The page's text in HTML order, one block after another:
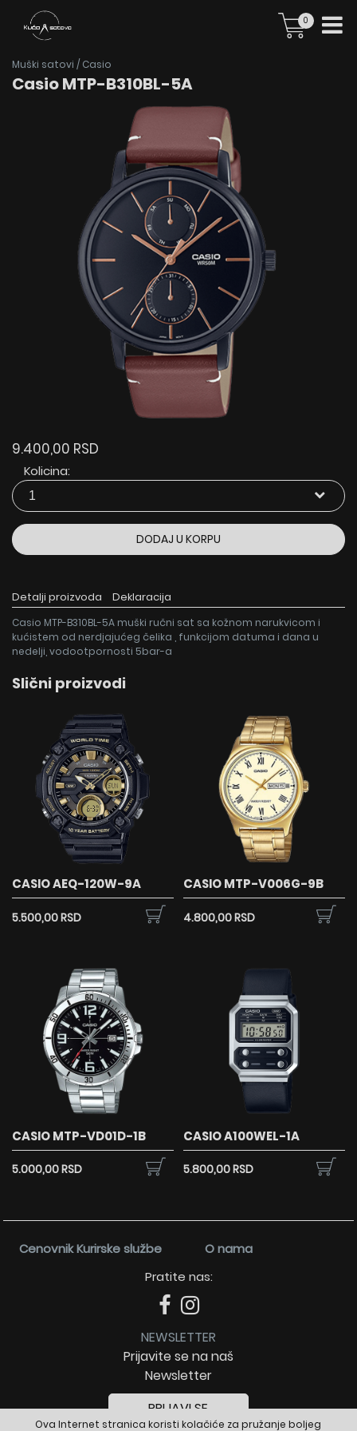
Ova Internet stranica koristi kolačiće za pružanje boljeg
0
Muški satovi / Casio
Casio MTP-B310BL-5A
9.400,00 RSD
Kolicina:
DODAJ U KORPU
Detalji proizvoda Deklaracija
Casio MTP-B310BL-5A muški ručni sat sa kožnom narukvicom i
kućistem od nerdjajućeg čelika , funkcijom datuma i dana u
nedelji, vodootpornosti 5bar-a
Slični proizvodi
CASIO AEQ-120W-9A
5.500,00 RSD
CASIO MTP-V006G-9B
4.800,00 RSD
CASIO MTP-VD01D-1B
5.000,00 RSD
CASIO A100WEL-1A
5.800,00 RSD
Cenovnik Kurirske službe
O nama
Pratite nas:
NEWSLETTER
Prijavite se na naš
Newsletter
PRIJAVI SE